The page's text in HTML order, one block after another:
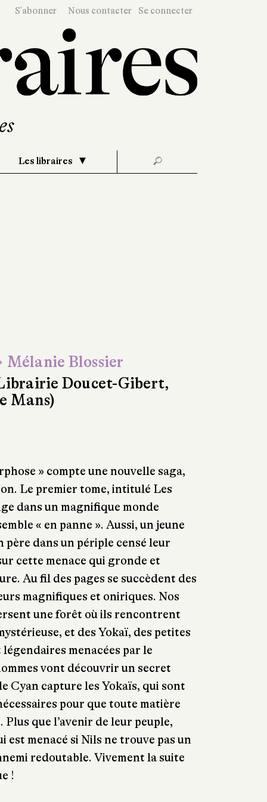
S'abonner Nous contacter Se connecter
Les libraires 🔎
Blossier
Doucet-Gibert,
Mans)
» compte une nouvelle saga,
Le premier tome, intitulé Les
dans un magnifique monde
« en panne ». Aussi, un jeune
père dans un périple censé leur
cette menace qui gronde et
Au fil des pages se succèdent des
magnifiques et oniriques. Nos
une forêt où ils rencontrent
et des Yokaï, des petites
menacées par le
vont découvrir un secret
Cyan capture les Yokaïs, qui sont
pour que toute matière
que l’avenir de leur peuple,
est menacé si Nils ne trouve pas un
redoutable. Vivement la suite
!